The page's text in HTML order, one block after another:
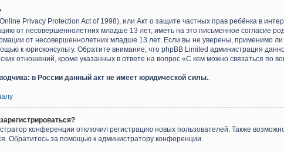
Privacy Protection Act of 1998), или Акт о защите частных прав ребёнка в
от несовершеннолетних младше 13 лет, иметь на это письменное согласие
от несовершеннолетних младше 13 лет. Если вы не уверены, применимо
к юрисконсульту. Обратите внимание, что phpBB Limited администрация
отношений, кроме указанных в ответе на вопрос «С кем можно связаться по
в России данный акт не имеет юридической силы..
конференции отключил регистрацию новых пользователей. Также
Обратитесь за помощью к администратору конференции.